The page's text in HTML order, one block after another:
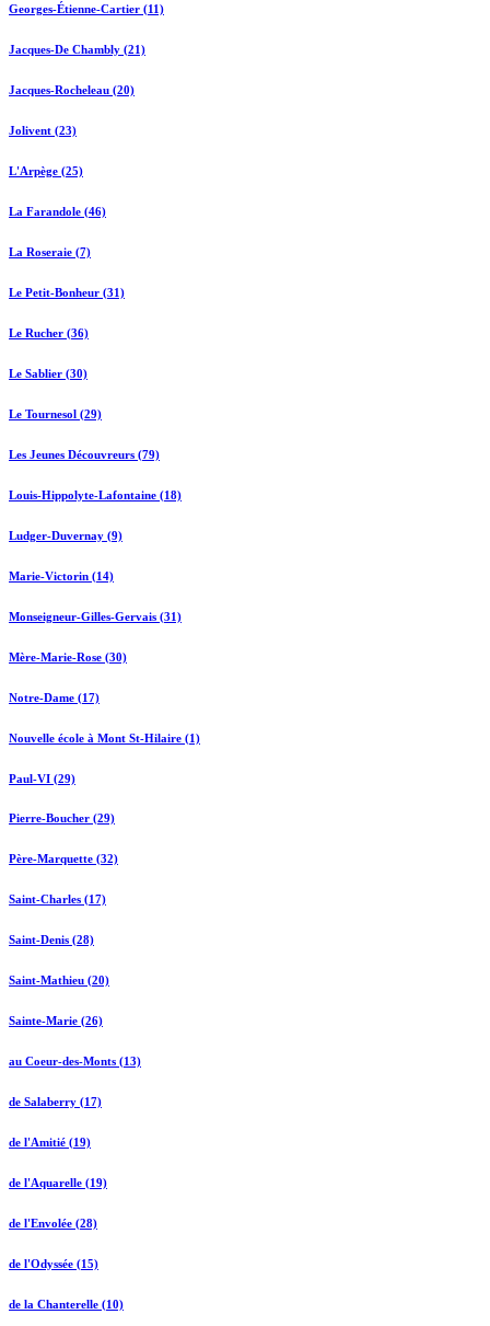
Georges-Étienne-Cartier (11)
Jacques-De Chambly (21)
Jacques-Rocheleau (20)
Jolivent (23)
L'Arpège (25)
La Farandole (46)
La Roseraie (7)
Le Petit-Bonheur (31)
Le Rucher (36)
Le Sablier (30)
Le Tournesol (29)
Les Jeunes Découvreurs (79)
Louis-Hippolyte-Lafontaine (18)
Ludger-Duvernay (9)
Marie-Victorin (14)
Monseigneur-Gilles-Gervais (31)
Mère-Marie-Rose (30)
Notre-Dame (17)
Nouvelle école à Mont St-Hilaire (1)
Paul-VI (29)
Pierre-Boucher (29)
Père-Marquette (32)
Saint-Charles (17)
Saint-Denis (28)
Saint-Mathieu (20)
Sainte-Marie (26)
au Coeur-des-Monts (13)
de Salaberry (17)
de l'Amitié (19)
de l'Aquarelle (19)
de l'Envolée (28)
de l'Odyssée (15)
de la Chanterelle (10)